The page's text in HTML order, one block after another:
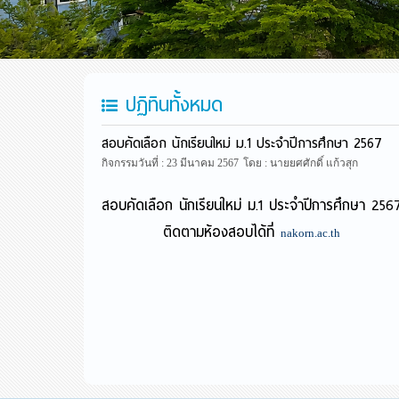
ปฏิทินทั้งหมด
สอบคัดเลือก นักเรียนใหม่ ม.1 ประจำปีการศึกษา 2567
กิจกรรมวันที่ : 23 มีนาคม 2567 โดย : นายยศศักดิ์ แก้วสุก
สอบคัดเลือก นักเรียนใหม่ ม.1 ประจำปีการศึกษา
ติดตามห้องสอบได้ที่nakorn.ac.th